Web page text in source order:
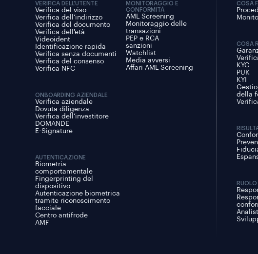
VERIFICA DELL'UTENTE
Verifica del viso
Verifica dell'indirizzo
Verifica del documento
Verifica dell'età
Videoident
Identificazione rapida
Verifica senza documenti
Verifica del consenso
Verifica NFC
ONBOARDING AZIENDALE
Verifica aziendale
Dovuta diligenza
Verifica dell'investitore
DOMANDE
E-Signature
AUTENTICAZIONE
Biometria
comportamentale
Fingerprinting del
dispositivo
Autenticazione biometrica
tramite riconoscimento
facciale
Centro antifrode
AMF
MONITORAGGIO E
CONFORMITÀ
AML Screening
Monitoraggio delle
transazioni
PEP e RCA
sanzioni
Watchlist
Media avversi
Affari AML Screening
COSA
COSA
KYC
PUK
KYI
della
RUOLO